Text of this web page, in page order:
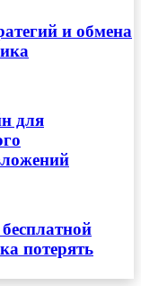
и обмена
для
потерять